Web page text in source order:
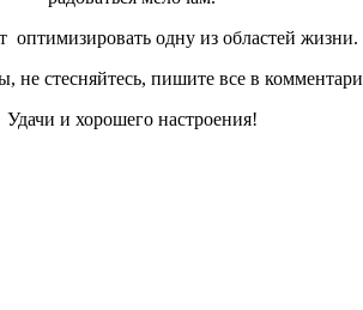
одну из областей
стесняйтесь, пишите все в
Удачи и хорошего настроения!